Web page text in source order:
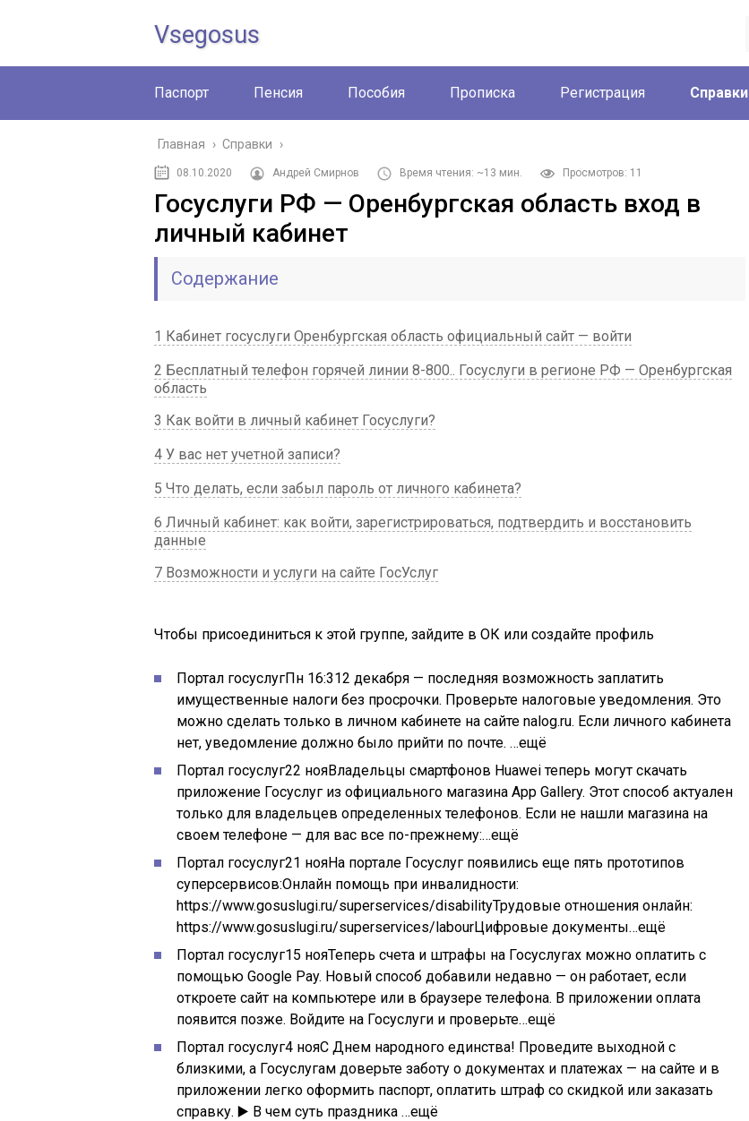
Vsegosus
Паспорт Пенсия Пособия Прописка Регистрация Справки
Главная › Справки ›
08.10.2020 Андрей Смирнов Время чтения: ~13 мин. Просмотров: 11
Госуслуги РФ — Оренбургская область вход в
личный кабинет
Содержание
1 Кабинет госуслуги Оренбургская область официальный сайт — войти
2 Бесплатный телефон горячей линии 8-800.. Госуслуги в регионе РФ — Оренбургская
область
3 Как войти в личный кабинет Госуслуги?
4 У вас нет учетной записи?
5 Что делать, если забыл пароль от личного кабинета?
6 Личный кабинет: как войти, зарегистрироваться, подтвердить и восстановить
данные
7 Возможности и услуги на сайте ГосУслуг
Чтобы присоединиться к этой группе, зайдите в ОК или создайте профиль
Портал госуслугПн 16:312 декабря — последняя возможность заплатить
имущественные налоги без просрочки. Проверьте налоговые уведомления. Это
можно сделать только в личном кабинете на сайте nalog.ru. Если личного кабинета
нет, уведомление должно было прийти по почте. …ещё
Портал госуслуг22 нояВладельцы смартфонов Huawei теперь могут скачать
приложение Госуслуг из официального магазина App Gallery. Этот способ актуален
только для владельцев определенных телефонов. Если не нашли магазина на
своем телефоне — для вас все по-прежнему:…ещё
Портал госуслуг21 нояНа портале Госуслуг появились еще пять прототипов
суперсервисов:Онлайн помощь при инвалидности:
https://www.gosuslugi.ru/superservices/disabilityТрудовые отношения онлайн:
https://www.gosuslugi.ru/superservices/labourЦифровые документы…ещё
Портал госуслуг15 нояТеперь счета и штрафы на Госуслугах можно оплатить с
помощью Google Pay. Новый способ добавили недавно — он работает, если
откроете сайт на компьютере или в браузере телефона. В приложении оплата
появится позже. Войдите на Госуслуги и проверьте…ещё
Портал госуслуг4 нояС Днем народного единства! Проведите выходной с
близкими, а Госуслугам доверьте заботу о документах и платежах — на сайте и в
приложении легко оформить паспорт, оплатить штраф со скидкой или заказать
справку. ▶️ В чем суть праздника …ещё